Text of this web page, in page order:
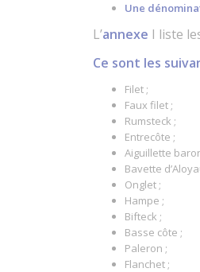
Une
L’annexe I liste
Ce sont les
Filet ;
Faux filet ;
Rumsteck ;
Entrecôte ;
Aiguillette
Bavette
Onglet ;
Hampe ;
Bifteck ;
Basse côte ;
Paleron ;
Flanchet ;